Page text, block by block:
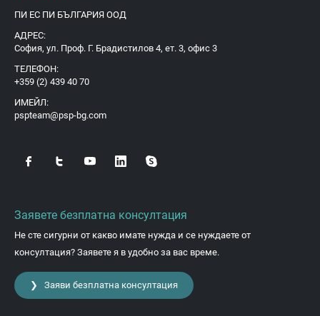
ПИ ЕС ПИ БЪЛГАРИЯ ООД
АДРЕС:
София, ул. Проф. Г. Брадистилов 4, ет. 3, офис 3
ТЕЛЕФОН:
+359 (2) 439 40 70
ИМЕЙЛ:
pspteam@psp-bg.com
Заявете безплатна консултация
Не сте сигурни от какво имате нужда и се нуждаете от
консултация? Заявете я в удобно за вас време.
❯ Заяви безплатна консултация